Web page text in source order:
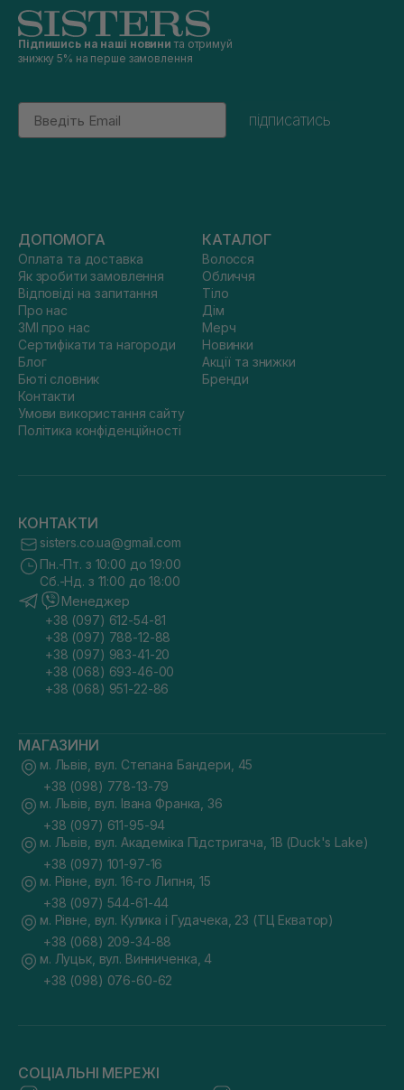
Підпишись на наші новини та отримуй
знижку 5% на перше замовлення
Email
підписатись
ДОПОМОГА
Оплата та доставка
Як зробити замовлення
Відповіді на запитання
Про нас
ЗМІ про нас
Сертифікати та нагороди
Блог
Бюті словник
Контакти
Умови використання сайту
Політика конфіденційності
КАТАЛОГ
Волосся
Обличчя
Тіло
Дім
Мерч
Новинки
Акції та знижки
Бренди
КОНТАКТИ
sisters.co.ua@gmail.com
Пн.-Пт. з 10:00 до 19:00
Сб.-Нд. з 11:00 до 18:00
Менеджер
+38 (097) 612-54-81
+38 (097) 788-12-88
+38 (097) 983-41-20
+38 (068) 693-46-00
+38 (068) 951-22-86
МАГАЗИНИ
м. Львів, вул. Степана Бандери, 45
+38 (098) 778-13-79
м. Львів, вул. Івана Франка, 36
+38 (097) 611-95-94
м. Львів, вул. Академіка Підстригача, 1В (Duck's Lake)
+38 (097) 101-97-16
м. Рівне, вул. 16-го Липня, 15
+38 (097) 544-61-44
м. Рівне, вул. Кулика і Гудачека, 23 (ТЦ Екватор)
+38 (068) 209-34-88
м. Луцьк, вул. Винниченка, 4
+38 (098) 076-60-62
СОЦІАЛЬНІ МЕРЕЖІ